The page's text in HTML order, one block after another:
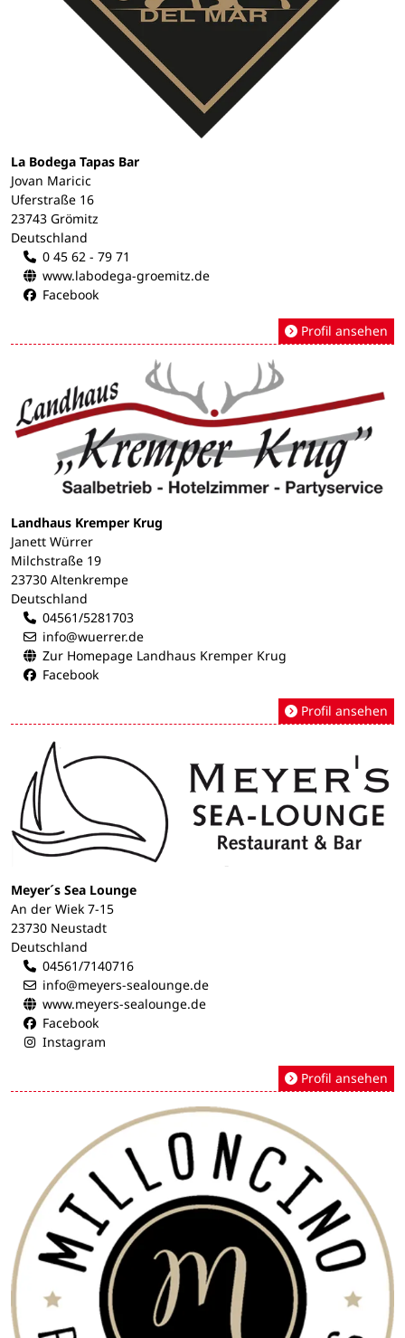
La Bodega Tapas Bar
Jovan Maricic
Uferstraße 16
23743 Grömitz
Deutschland
0 45 62 - 79 71
www.labodega-groemitz.de
Facebook
Profil ansehen
Landhaus Kremper Krug
Janett Würrer
Milchstraße 19
23730 Altenkrempe
Deutschland
04561/5281703
info@wuerrer.de
Zur Homepage Landhaus Kremper Krug
Facebook
Profil ansehen
Meyer´s Sea Lounge
An der Wiek 7-15
23730 Neustadt
Deutschland
04561/7140716
info@meyers-sealounge.de
www.meyers-sealounge.de
Facebook
Instagram
Profil ansehen